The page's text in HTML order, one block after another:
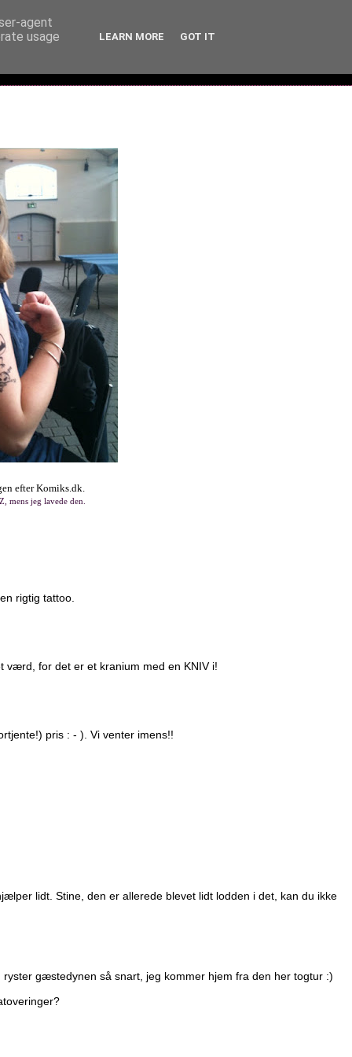
efter Komiks.dk.
mens jeg lavede den.
rigtig tattoo.
værd, for det er et kranium med en KNIV i!
pris : - ). Vi venter imens!!
lidt. Stine, den er allerede blevet lidt lodden i det, kan du ikke
gæstedynen så snart, jeg kommer hjem fra den her togtur :)
agent
usage
LEARN MORE GOT IT